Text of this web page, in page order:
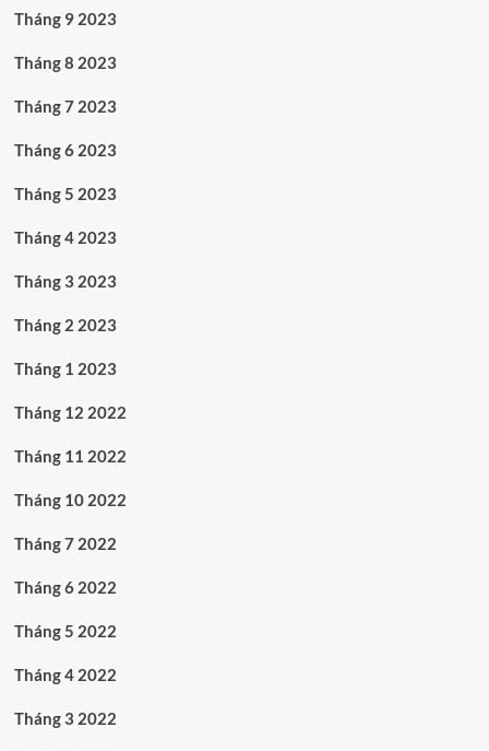
Tháng 9 2023
Tháng 8 2023
Tháng 7 2023
Tháng 6 2023
Tháng 5 2023
Tháng 4 2023
Tháng 3 2023
Tháng 2 2023
Tháng 1 2023
Tháng 12 2022
Tháng 11 2022
Tháng 10 2022
Tháng 7 2022
Tháng 6 2022
Tháng 5 2022
Tháng 4 2022
Tháng 3 2022